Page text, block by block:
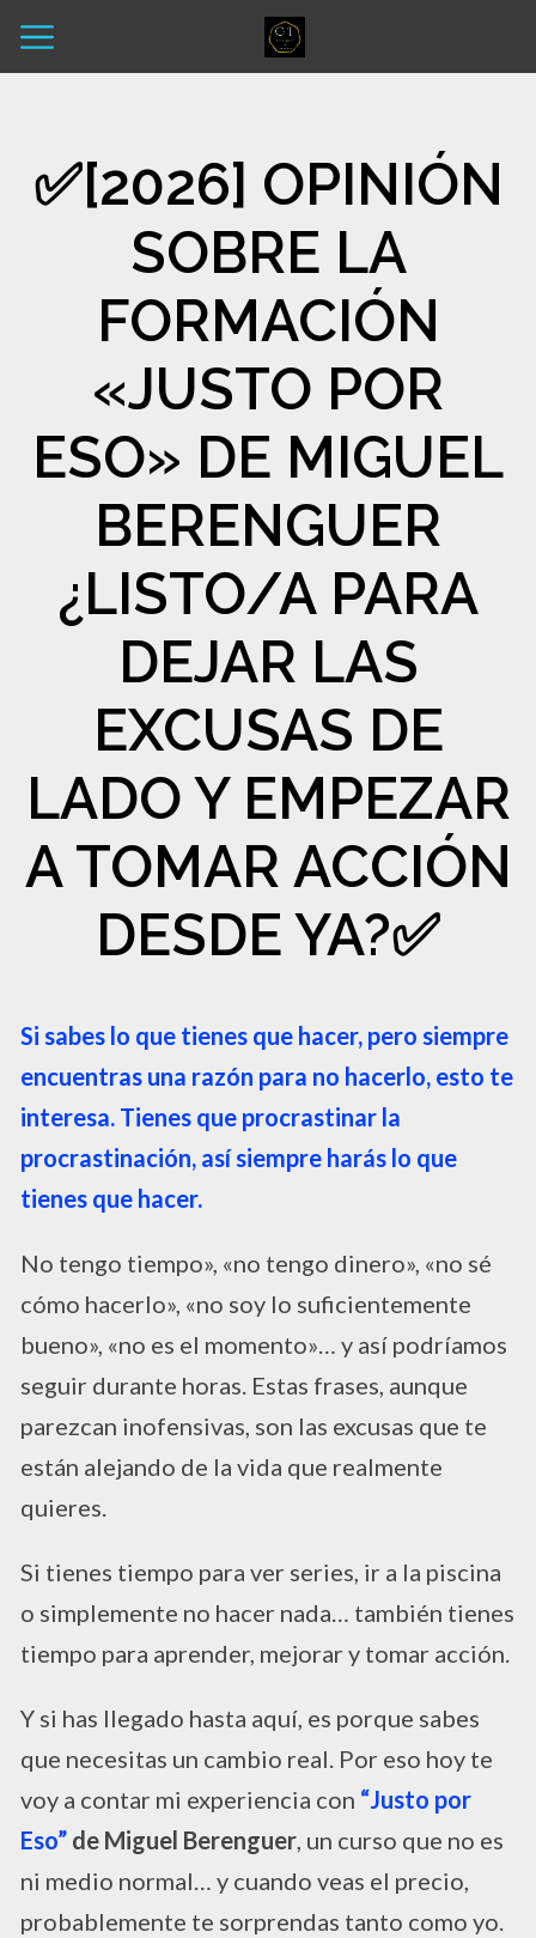
✅[2026] OPINIÓN
SOBRE LA
FORMACIÓN
«JUSTO POR
ESO» DE MIGUEL
BERENGUER
¿LISTO/A PARA
DEJAR LAS
EXCUSAS DE
LADO Y EMPEZAR
A TOMAR ACCIÓN
DESDE YA?✅
Si sabes lo que tienes que hacer, pero siempre
encuentras una razón para no hacerlo, esto te
interesa. Tienes que procrastinar la
procrastinación, así siempre harás lo que
tienes que hacer.
No tengo tiempo», «no tengo dinero», «no sé
cómo hacerlo», «no soy lo suficientemente
bueno», «no es el momento»… y así podríamos
seguir durante horas. Estas frases, aunque
parezcan inofensivas, son las excusas que te
están alejando de la vida que realmente
quieres.
Si tienes tiempo para ver series, ir a la piscina
o simplemente no hacer nada… también tienes
tiempo para aprender, mejorar y tomar acción.
Y si has llegado hasta aquí, es porque sabes
que necesitas un cambio real. Por eso hoy te
voy a contar mi experiencia con “Justo por
Eso” de Miguel Berenguer, un curso que no es
ni medio normal… y cuando veas el precio,
probablemente te sorprendas tanto como yo.